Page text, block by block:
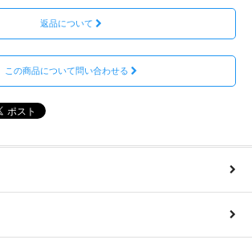
返品について
この商品について問い合わせる